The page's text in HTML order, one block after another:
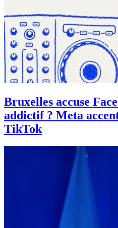
Bruxelles accuse
addictif ? Meta
TikTok